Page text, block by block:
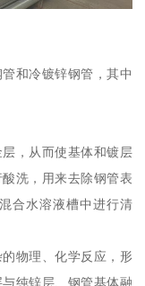
和冷镀锌钢管，其中
，从而使基体和镀层
洗，用来去除钢管表
合水溶液槽中进行清
物理、化学反应，形
纯锌层、钢管基体融